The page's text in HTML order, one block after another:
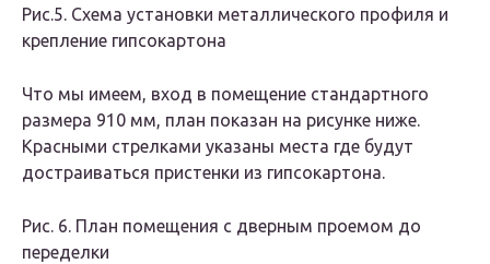
Рис.5. Схема установки металлического профиля и
крепление гипсокартона
Что мы имеем, вход в помещение стандартного
размера 910 мм, план показан на рисунке ниже.
Красными стрелками указаны места где будут
достраиваться пристенки из гипсокартона.
Рис. 6. План помещения с дверным проемом до
переделки